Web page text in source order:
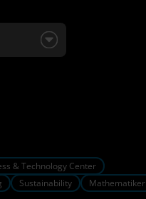
& Technology Center
Sustainability
Mathematiker